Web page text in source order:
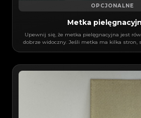
OPCJONALNE
Metka
Upewnij się, że metka pielęgnacyjna jest
dobrze widoczny. Jeśli metka ma kilka stron,